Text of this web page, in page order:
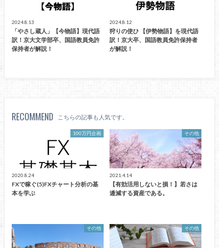
2024.8.13
「やさし蔵人」【今物語】現代語
訳！京大文学部卒、国語教員免許
保持者が解説！
2024.8.12
狩りの使ひ 【伊勢物語】を現代語
訳！京大卒、国語教員免許保持者
が解説！
RECOMMEND こちらの記事も人気です。
100万円企画
2020.8.24
FXで稼ぐ(5)FXチャート分析の基
本を学ぶ
その他
2021.4.14
【有効活用しないと損！】若さは
逓減する資産である。
その他 その他